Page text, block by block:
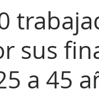
APIs
sus
a 45